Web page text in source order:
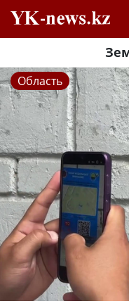
Область